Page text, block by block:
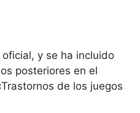
y se ha incluido
posteriores en el
de los juegos